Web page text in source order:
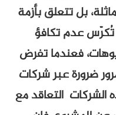
بأزمة
تفرض
شركات
مع